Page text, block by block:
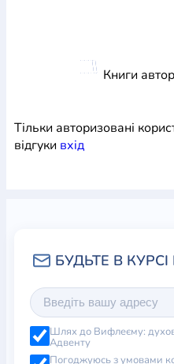
Книги
Тільки авторизовані
відгуки вхiд
Шлях до Вифлеєму:
Адвенту
Погоджуюсь з умовами